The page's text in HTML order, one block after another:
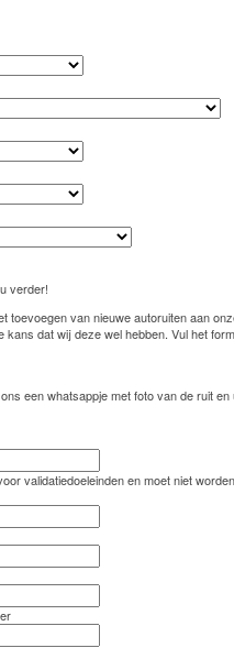
verder!
toevoegen van nieuwe autoruiten aan
kans dat wij deze wel hebben. Vul het
een whatsappje met foto van de ruit en
validatiedoeleinden en moet niet